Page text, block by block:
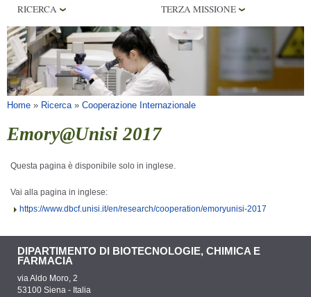
CENTRI DI RICERCA
LABORATORI
BIBLIOTECHE
SERVIZI
RICERCA
TERZA MISSIONE
Tu sei qui
Home » Ricerca» Cooperazione Internazionale
Emory@Unisi 2017
Questa pagina è disponibile solo in inglese.
Vai alla pagina in inglese:
https://www.dbcf.unisi.it/en/research/cooperation/emoryunisi-2017
DIPARTIMENTO DI BIOTECNOLOGIE, CHIMICA E
FARMACIA
via Aldo Moro, 2
53100 Siena - Italia